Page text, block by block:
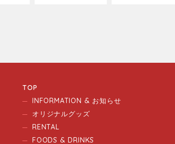
TOP
INFORMATION & お知らせ
オリジナルグッズ
RENTAL
FOODS & DRINKS